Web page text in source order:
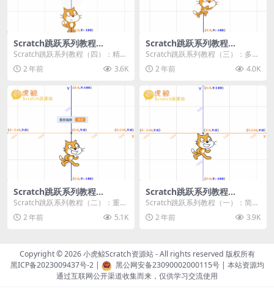
Scratch跳跃系列教程
（四）：精准着陆
Scratch跳跃系列教程（四）：精准
着陆 作者：小虎鲸Scratch资源站
... 2 年前 3.6K
Scratch跳跃系列教程
（三）：多段跳跃
Scratch跳跃系列教程（三）：多段
跳跃 作者：小虎鲸Scratch资源站
连...2 年前 4.0K
Scratch跳跃系列教程
（二）：重力跳跃
Scratch跳跃系列教程（二）：重力
跳跃 作者：小虎鲸Scratch资源站
按...2 年前 5.1K
Scratch跳跃系列教程
（一）：简单跳跃
Scratch跳跃系列教程（一）：简单
跳跃 作者：小虎鲸Scratch资源站
按...2 年前 3.9K
Copyright © 2026小虎鲸Scratch资源站- All rights reserved 版权所有
黑ICP备2023009437号-2| 黑公网安备23090002000115号| 本站资源均
通过互联网公开渠道收集而来，仅供学习交流使用